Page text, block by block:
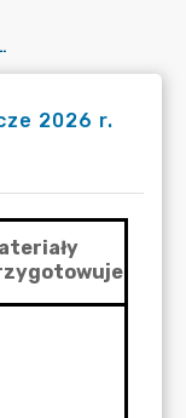
2026 R.
2026 r.